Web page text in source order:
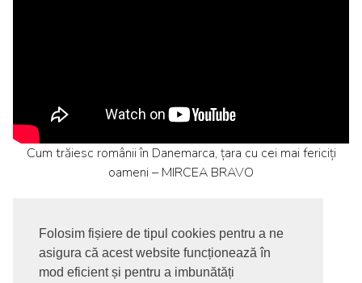
Folosim fișiere de tipul cookies pentru a ne
asigura că acest website funcționează în
mod eficient și pentru a imbunătăți
Cum trăiesc românii în Danemarca, țara cu cei mai fericiți
oameni – MIRCEA BRAVO
© 2017-2026. Toate drepturile rezervate